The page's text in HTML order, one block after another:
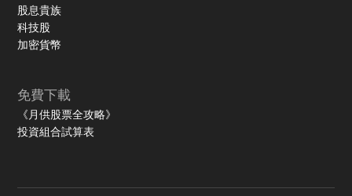
股息貴族
科技股
加密貨幣
免費下載
《月供股票全攻略》
投資組合試算表